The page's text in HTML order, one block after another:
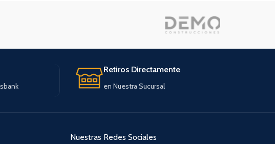
Retiros Directamente
en Nuestra Sucursal
Nuestras Redes Sociales